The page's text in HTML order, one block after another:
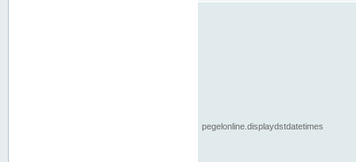
pegelonline.displaydstdatetimes